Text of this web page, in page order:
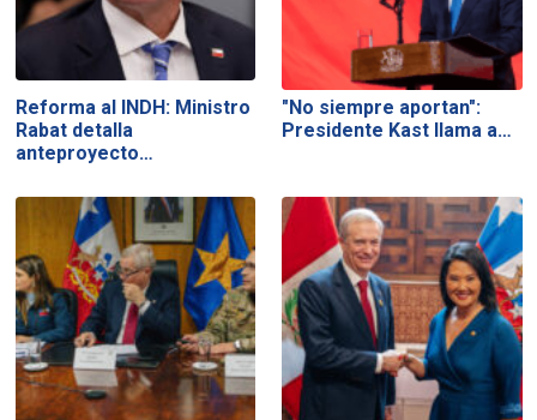
Reforma al INDH: Ministro
Rabat detalla
anteproyecto…
"No siempre aportan":
Presidente Kast llama a…